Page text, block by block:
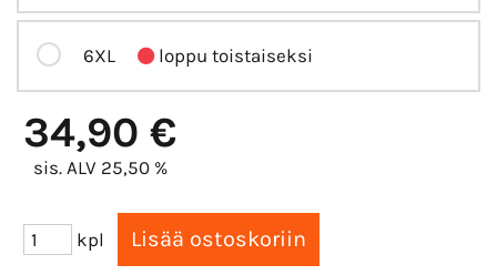
6XL loppu toistaiseksi
34,90 €
sis. ALV 25,50 %
kpl